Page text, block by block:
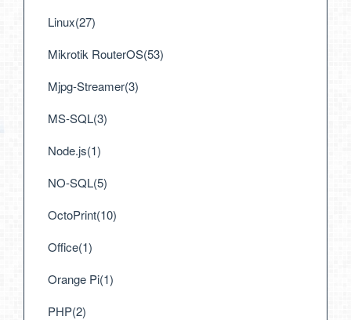
Linux(27)
Mikrotik RouterOS(53)
Mjpg-Streamer(3)
MS-SQL(3)
Node.js(1)
NO-SQL(5)
OctoPrint(10)
Office(1)
Orange Pi(1)
PHP(2)